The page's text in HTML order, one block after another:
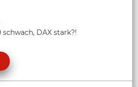
schwach, DAX stark?!